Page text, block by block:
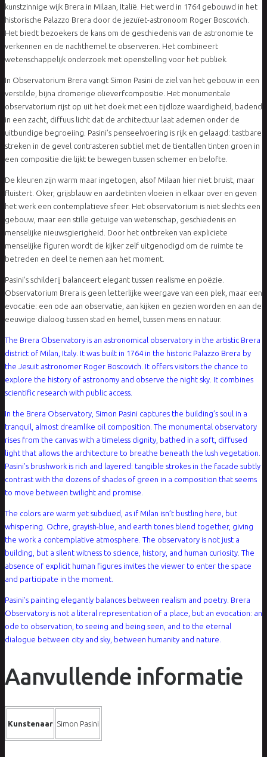
kunstzinnige wijk Brera in Milaan, Italië. Het werd in 1764 gebouwd in het
historische Palazzo Brera door de jezuïet-astronoom Roger Boscovich.
Het biedt bezoekers de kans om de geschiedenis van de astronomie te
verkennen en de nachthemel te observeren. Het combineert
wetenschappelijk onderzoek met openstelling voor het publiek.
In Observatorium Brera vangt Simon Pasini de ziel van het gebouw in een
verstilde, bijna dromerige olieverfcompositie. Het monumentale
observatorium rijst op uit het doek met een tijdloze waardigheid, badend
in een zacht, diffuus licht dat de architectuur laat ademen onder de
uitbundige begroeiing. Pasini’s penseelvoering is rijk en gelaagd: tastbare
streken in de gevel contrasteren subtiel met de tientallen tinten groen in
een compositie die lijkt te bewegen tussen schemer en belofte.
De kleuren zijn warm maar ingetogen, alsof Milaan hier niet bruist, maar
fluistert. Oker, grijsblauw en aardetinten vloeien in elkaar over en geven
het werk een contemplatieve sfeer. Het observatorium is niet slechts een
gebouw, maar een stille getuige van wetenschap, geschiedenis en
menselijke nieuwsgierigheid. Door het ontbreken van expliciete
menselijke figuren wordt de kijker zelf uitgenodigd om de ruimte te
betreden en deel te nemen aan het moment.
Pasini’s schilderij balanceert elegant tussen realisme en poëzie.
Observatorium Brera is geen letterlijke weergave van een plek, maar een
evocatie: een ode aan observatie, aan kijken en gezien worden en aan de
eeuwige dialoog tussen stad en hemel, tussen mens en natuur.
The Brera Observatory is an astronomical observatory in the artistic Brera
district of Milan, Italy. It was built in 1764 in the historic Palazzo Brera by
the Jesuit astronomer Roger Boscovich. It offers visitors the chance to
explore the history of astronomy and observe the night sky. It combines
scientific research with public access.
In the Brera Observatory, Simon Pasini captures the building’s soul in a
tranquil, almost dreamlike oil composition. The monumental observatory
rises from the canvas with a timeless dignity, bathed in a soft, diffused
light that allows the architecture to breathe beneath the lush vegetation.
Pasini’s brushwork is rich and layered: tangible strokes in the facade subtly
contrast with the dozens of shades of green in a composition that seems
to move between twilight and promise.
The colors are warm yet subdued, as if Milan isn’t bustling here, but
whispering. Ochre, grayish-blue, and earth tones blend together, giving
the work a contemplative atmosphere. The observatory is not just a
building, but a silent witness to science, history, and human curiosity. The
absence of explicit human figures invites the viewer to enter the space
and participate in the moment.
Pasini’s painting elegantly balances between realism and poetry. Brera
Observatory is not a literal representation of a place, but an evocation: an
ode to observation, to seeing and being seen, and to the eternal
dialogue between city and sky, between humanity and nature.
Aanvullende informatie
Kunstenaar Simon Pasini